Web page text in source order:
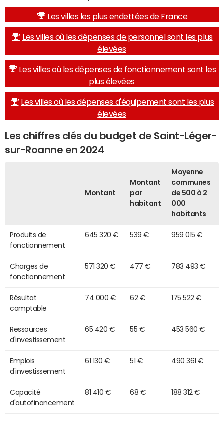
Les villes les plus endettées de France
Les villes où les dépenses de personnel sont les plus
élevées
Les villes où les dépenses de fonctionnement sont les
plus élevées
Les villes où les dépenses d'équipement sont les plus
élevées
Les chiffres clés du budget de Saint-Léger-
sur-Roanne en 2024
Montant
Montant
par
habitant
Moyenne
communes
de 500 à 2
000
habitants
Produits de
fonctionnement
645 320 € 539 € 959 015 €
Charges de
fonctionnement
571 320 € 477 € 783 493 €
Résultat
comptable
74 000 € 62 € 175 522 €
Ressources
d'investissement
65 420 € 55 € 453 560 €
Emplois
d'investissement
61 130 € 51 € 490 361 €
Capacité
d'autofinancement
81 410 € 68 € 188 312 €